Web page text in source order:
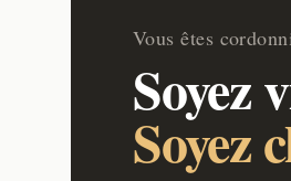
Vous êtes
Soyez
Soyez